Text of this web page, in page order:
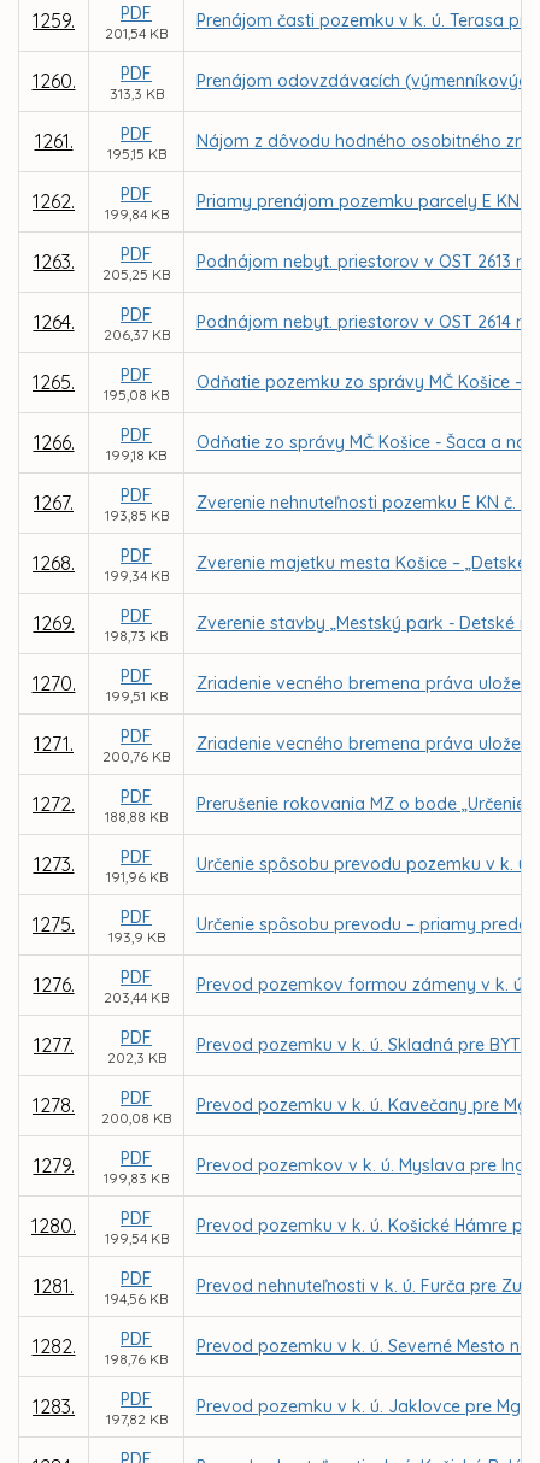
1259. PDF
201,54 KB
Prenájom časti pozemku v k. ú. Terasa
1260. PDF
313,3 KB
Prenájom odovzdávacích
1261. PDF
195,15 KB
Nájom z dôvodu hodného osobitného
1262. PDF
199,84 KB
Priamy prenájom pozemku parcely E KN
1263. PDF
205,25 KB
Podnájom nebyt. priestorov v OST 2613
1264. PDF
206,37 KB
Podnájom nebyt. priestorov v OST 2614
1265. PDF
195,08 KB
Odňatie pozemku zo správy MČ Košice –
1266. PDF
199,18 KB
Odňatie zo správy MČ Košice - Šaca a
1267. PDF
193,85 KB
Zverenie nehnuteľnosti pozemku E KN č.
1268. PDF
199,34 KB
Zverenie majetku mesta Košice – „Detské
1269. PDF
198,73 KB
Zverenie stavby „Mestský park - Detské
1270. PDF
199,51 KB
Zriadenie vecného bremena práva
1271. PDF
200,76 KB
Zriadenie vecného bremena práva
1272. PDF
188,88 KB
Prerušenie rokovania MZ o bode
1273. PDF
191,96 KB
Určenie spôsobu prevodu pozemku v k.
1275. PDF
193,9 KB
Určenie spôsobu prevodu – priamy
1276. PDF
203,44 KB
Prevod pozemkov formou zámeny v k. ú.
1277. PDF
202,3 KB
Prevod pozemku v k. ú. Skladná pre
1278. PDF
200,08 KB
Prevod pozemku v k. ú. Kavečany pre
1279. PDF
199,83 KB
Prevod pozemkov v k. ú. Myslava pre
1280. PDF
199,54 KB
Prevod pozemku v k. ú. Košické Hámre
1281. PDF
194,56 KB
Prevod nehnuteľnosti v k. ú. Furča pre
1282. PDF
198,76 KB
Prevod pozemku v k. ú. Severné Mesto
1283. PDF
197,82 KB
Prevod pozemku v k. ú. Jaklovce pre